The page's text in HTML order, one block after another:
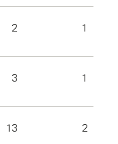
2 1
3 1
13 2